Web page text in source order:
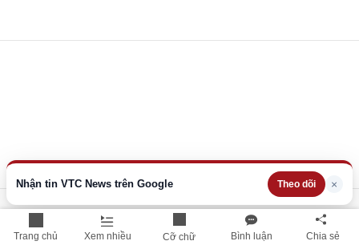
Trang chủ Xem nhiều Cỡ chữ Bình luận Chia sẻ
Nhận tin VTC News trên Google Theo dõi ×